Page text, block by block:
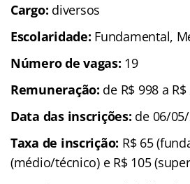
Cargo: diversos
Escolaridade: Fundamental,
Número de vagas: 19
Remuneração: de R$ 998 a
Data das inscrições: de 06/
Taxa de inscrição: R$ 65
(médio/técnico) e R$ 105